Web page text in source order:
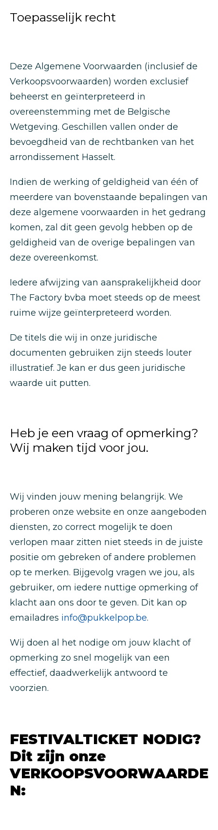
Toepasselijk recht
Deze Algemene Voorwaarden (inclusief de
Verkoopsvoorwaarden) worden exclusief
beheerst en geïnterpreteerd in
overeenstemming met de Belgische
Wetgeving. Geschillen vallen onder de
bevoegdheid van de rechtbanken van het
arrondissement Hasselt.
Indien de werking of geldigheid van één of
meerdere van bovenstaande bepalingen van
deze algemene voorwaarden in het gedrang
komen, zal dit geen gevolg hebben op de
geldigheid van de overige bepalingen van
deze overeenkomst.
Iedere afwijzing van aansprakelijkheid door
The Factory bvba moet steeds op de meest
ruime wijze geïnterpreteerd worden.
De titels die wij in onze juridische
documenten gebruiken zijn steeds louter
illustratief. Je kan er dus geen juridische
waarde uit putten.
Heb je een vraag of opmerking?
Wij maken tijd voor jou.
Wij vinden jouw mening belangrijk. We
proberen onze website en onze aangeboden
diensten, zo correct mogelijk te doen
verlopen maar zitten niet steeds in de juiste
positie om gebreken of andere problemen
op te merken. Bijgevolg vragen we jou, als
gebruiker, om iedere nuttige opmerking of
klacht aan ons door te geven. Dit kan op
emailadres info@pukkelpop.be.
Wij doen al het nodige om jouw klacht of
opmerking zo snel mogelijk van een
effectief, daadwerkelijk antwoord te
voorzien.
FESTIVALTICKET NODIG?
Dit zijn onze
VERKOOPSVOORWAARDE
N: